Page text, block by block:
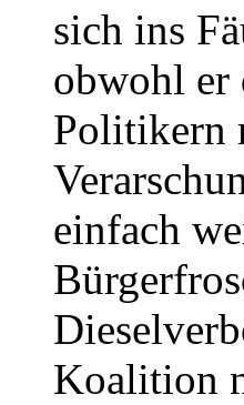
sich ins
obwohl er
Politikern
einfach
Koalition